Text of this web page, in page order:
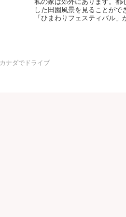
私の家は郊外にあります。都
した田園風景を見ることが
「ひまわりフェスティバル
カナダでドライブ